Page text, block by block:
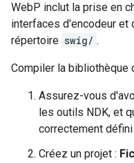
WebP inclut la prise en
interfaces d'encodeur et
répertoire swig/ .
Compiler la bibliothèque
Assurez-vous
les outils NDK, et
correctement
Créez un projet :